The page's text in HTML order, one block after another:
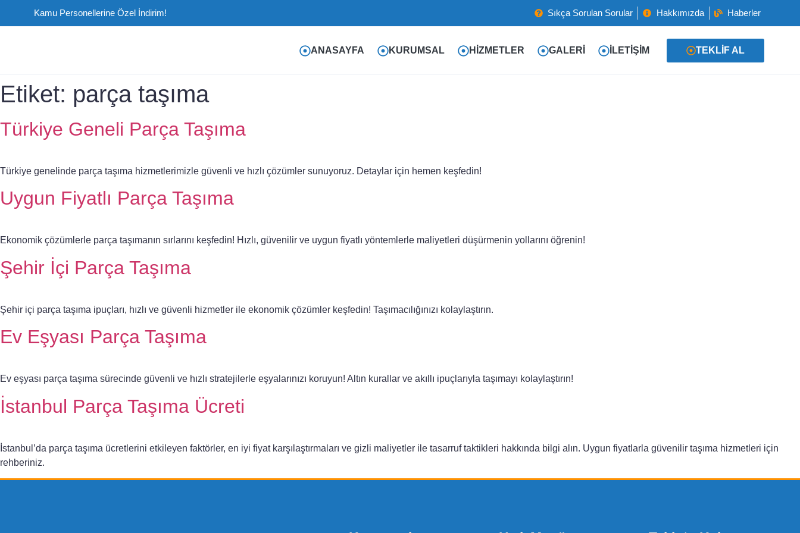
Kamu Personellerine Özel İndirim! Sıkça Sorulan Sorular Hakkımızda Haberler
ANASAYFA KURUMSAL HIZMETLER GALERI İLETIŞIM TEKLIF AL
Etiket: parça taşıma
Türkiye Geneli Parça Taşıma
Türkiye genelinde parça taşıma hizmetlerimizle güvenli ve hızlı çözümler sunuyoruz. Detaylar için hemen keşfedin!
Uygun Fiyatlı Parça Taşıma
Ekonomik çözümlerle parça taşımanın sırlarını keşfedin! Hızlı, güvenilir ve uygun fiyatlı yöntemlerle maliyetleri düşürmenin yollarını öğrenin!
Şehir İçi Parça Taşıma
Şehir içi parça taşıma ipuçları, hızlı ve güvenli hizmetler ile ekonomik çözümler keşfedin! Taşımacılığınızı kolaylaştırın.
Ev Eşyası Parça Taşıma
Ev eşyası parça taşıma sürecinde güvenli ve hızlı stratejilerle eşyalarınızı koruyun! Altın kurallar ve akıllı ipuçlarıyla taşımayı kolaylaştırın!
İstanbul Parça Taşıma Ücreti
İstanbul’da parça taşıma ücretlerini etkileyen faktörler, en iyi fiyat karşılaştırmaları ve gizli maliyetler ile tasarruf taktikleri hakkında bilgi alın. Uygun fiyatlarla güvenilir taşıma hizmetleri için
rehberiniz.